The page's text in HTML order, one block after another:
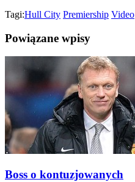
Tagi:Hull City Premiership Video
Powiązane wpisy
Boss o kontuzjowanych